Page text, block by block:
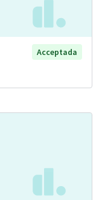
Acceptada